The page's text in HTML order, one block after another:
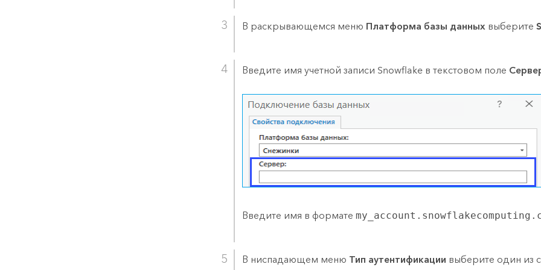
В раскрывающемся меню Платформа базы данных выберите
Введите имя учетной записи Snowflake в текстовом поле
Введите имя в формате
В ниспадающем меню Тип аутентификации выберите один из